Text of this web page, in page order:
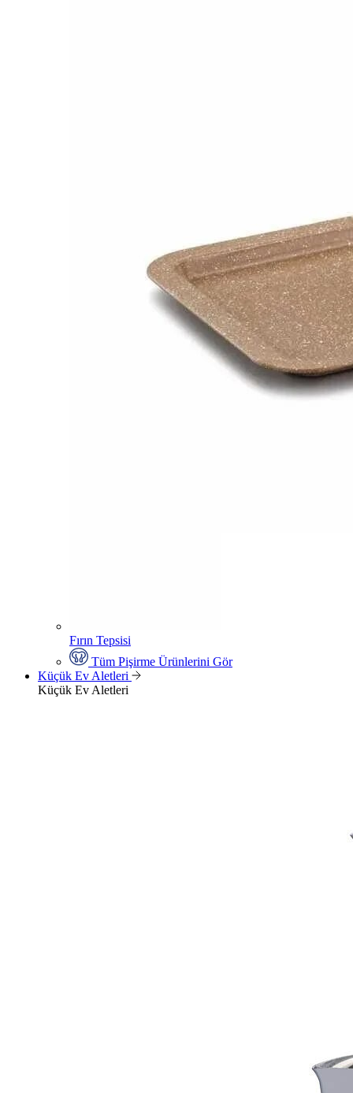
Fırın Tepsisi
Tüm Pişirme Ürünlerini Gör
Küçük Ev Aletleri
Küçük Ev Aletleri